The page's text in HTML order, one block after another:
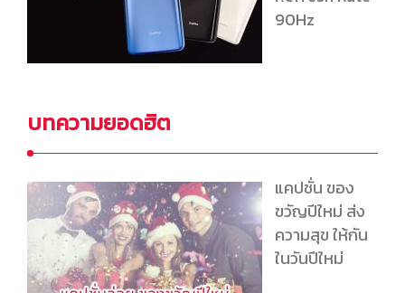
90Hz
บทความยอดฮิต
แคปชั่น ของ
ขวัญปีใหม่ ส่ง
ความสุข ให้กัน
ในวันปีใหม่